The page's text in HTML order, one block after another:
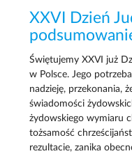
XXVI Dzień
Świętujemy XXVI już
w Polsce. Jego
nadzieję, przekonania,
świadomości
żydowskiego wymiaru
tożsamość
rezultacie, zanika